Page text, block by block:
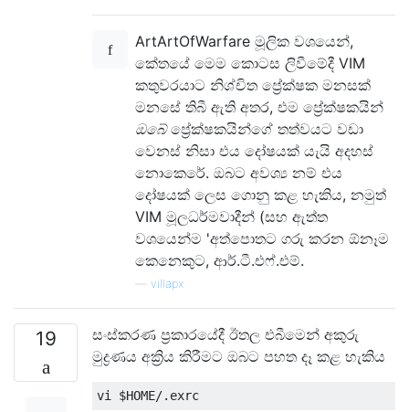
ArtArtOfWarfare මූලික වශයෙන්,
කේතයේ මෙම කොටස ලිවීමේදී VIM
කතුවරයාට නිශ්චිත ප්‍රේක්ෂක මනසක්
මනසේ තිබී ඇති අතර, එම ප්‍රේක්ෂකයින්
ඔබේප්‍රේක්ෂකයින්ගේ තත්වයට වඩා
වෙනස් නිසා එය දෝෂයක් යැයි අදහස්
නොකෙරේ. ඔබට අවශ්‍ය නම් එය
දෝෂයක් ලෙස ගොනු කළ හැකිය, නමුත්
VIM මූලධර්මවාදීන් (සහ ඇත්ත
වශයෙන්ම 'අත්පොතට ගරු කරන ඕනෑම
කෙනෙකුට, ආර්.ටී.එෆ්.එම්.
villapx
19
සංස්කරණ ප්‍රකාරයේදී ඊතල එබීමෙන් අකුරු
මුද්‍රණය අක්‍රිය කිරීමට ඔබට පහත දෑ කළ හැකිය